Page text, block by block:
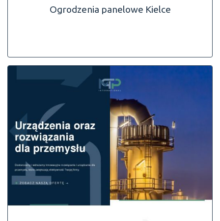
Ogrodzenia panelowe Kielce